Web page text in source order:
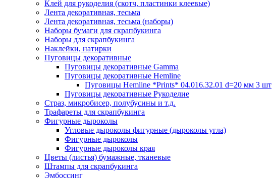
Клей для рукоделия (скотч, пластинки клеевые)
Лента декоративная, тесьма
Лента декоративная, тесьма (наборы)
Наборы бумаги для скрапбукинга
Наборы для скрапбукинга
Наклейки, натирки
Пуговицы декоративные
Пуговицы декоративные Gamma
Пуговицы декоративные Hemline
Пуговицы Hemline *Prints* 04.016.32.01 d=20 мм 3 шт
Пуговицы декоративные Рукоделие
Страз, микробисер, полубусины и т.д.
Трафареты для скрапбукинга
Фигурные дыроколы
Угловые дыроколы фигурные (дыроколы угла)
Фигурные дыроколы
Фигурные дыроколы края
Цветы (листья) бумажные, тканевые
Штампы для скрапбукинга
Эмбоссинг